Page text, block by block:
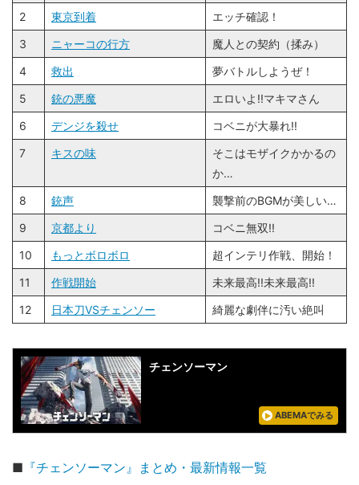
2
東京到着
エッチ確認！
3
ニャーコの行方
魔人との契約（揉み）
4
救出
夢バトルしようぜ！
5
銃の悪魔
エロいよ!!マキマさん
6
デンジを殺せ
コベニが大暴れ!!
7
キスの味
そこはモザイクかかるの
か…
8
銃声
襲撃前のBGMが美しい…
9
京都より
コベニ無双!!
10
もっとボロボロ
超インテリ作戦、開始！
11
作戦開始
未来最高!!未来最高!!
12
日本刀VSチェンソー 綺麗な劇伴に汚い絶叫
チェンソーマン
ABEMAでみる
■ 『チェンソーマン』まとめ・最新情報一覧